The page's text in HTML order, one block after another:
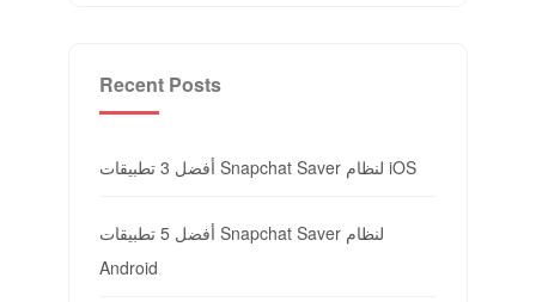
Recent Posts
أفضل 3 تطبيقات Snapchat Saver لنظام iOS
أفضل 5 تطبيقات Snapchat Saver لنظام
Android